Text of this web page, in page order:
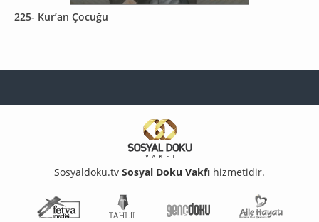
225- Kur’an Çocuğu
Sosyaldoku.tv Sosyal Doku Vakfı hizmetidir.
Fetva Meclisi
Genç Doku